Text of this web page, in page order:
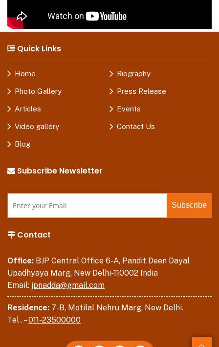
Quick Links
Home Biography
Photo Gallery Press Release
Articles Events
Video gallery Contact Us
Blog
Subscribe Newsletter
Contact
Office: BJP Central Office 6-A, Pandit Deen Dayal
Upadhyaya Marg, New Delhi-110002 India
Email: jpnadda@gmail.com
Residence: 7-B, Motilal Nehru Marg, New Delhi.
Tel . –011-23500000